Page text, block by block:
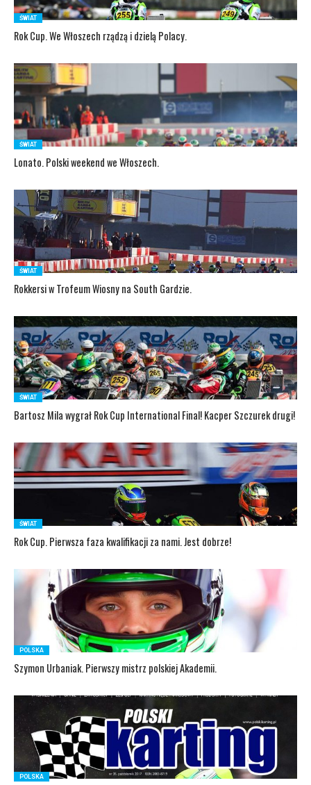
ŚWIAT
Rok Cup. We Włoszech rządzą i dzielą Polacy.
ŚWIAT
Lonato. Polski weekend we Włoszech.
ŚWIAT
Rokkersi w Trofeum Wiosny na South Gardzie.
ŚWIAT
Bartosz Mila wygrał Rok Cup International Final! Kacper Szczurek drugi!
ŚWIAT
Rok Cup. Pierwsza faza kwalifikacji za nami. Jest dobrze!
POLSKA
Szymon Urbaniak. Pierwszy mistrz polskiej Akademii.
POLSKA